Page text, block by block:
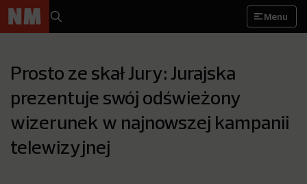
Menu
Prosto ze skał Jury: Jurajska
prezentuje swój odświeżony
wizerunek w najnowszej kampanii
telewizyjnej